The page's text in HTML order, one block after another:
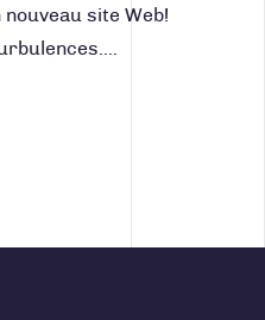
site Web!